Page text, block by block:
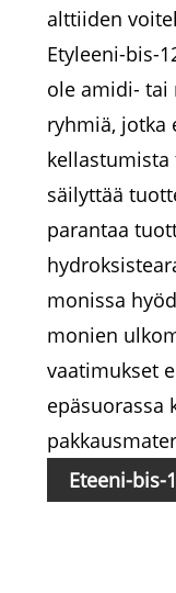
alttiiden
Etyleeni-bis-
ole amidi- tai
ryhmiä, jotka
kellastumista
säilyttää
parantaa
monissa
monien
vaatimukset
epäsuorassa
Eteeni-bis-